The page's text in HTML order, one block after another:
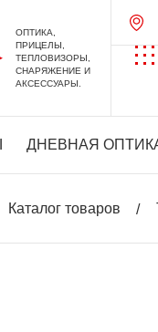
ОПТИКА,
ПРИЦЕЛЫ,
ТЕПЛОВИЗОРЫ,
СНАРЯЖЕНИЕ И
АКСЕССУАРЫ.
ДНЕВНАЯ
Каталог товаров